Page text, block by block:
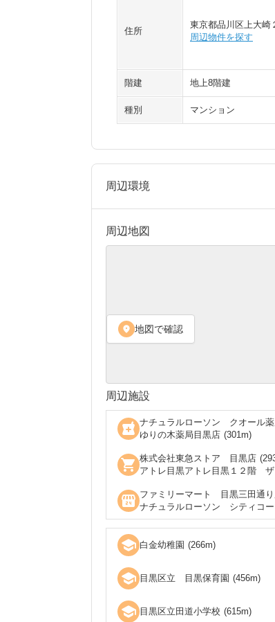
住所
東京都品川区上大崎
周辺物件を探す
階建 地上8階建
種別 マンション
周辺環境
周辺地図
location_on 地図で確認
周辺施設
local_pharmacy ナチュラルローソン クオール
ゆりの木薬局目黒店 (301m)
shopping_cart 株式会社東急ストア 目黒店 (
アトレ目黒アトレ目黒１２階
local_convenience_store ファミリーマート 目黒三田通
ナチュラルローソン シティコ
school 白金幼稚園 (266m)
school 目黒区立 目黒保育園 (456m)
school 目黒区立田道小学校 (615m)